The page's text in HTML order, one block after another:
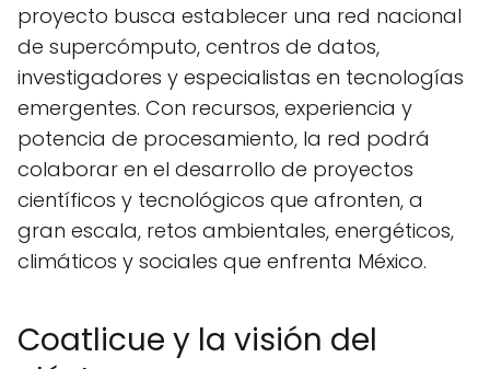
proyecto busca establecer una red nacional
de supercómputo, centros de datos,
investigadores y especialistas en tecnologías
emergentes. Con recursos, experiencia y
potencia de procesamiento, la red podrá
colaborar en el desarrollo de proyectos
científicos y tecnológicos que afronten, a
gran escala, retos ambientales, energéticos,
climáticos y sociales que enfrenta México.
Coatlicue y la visión del